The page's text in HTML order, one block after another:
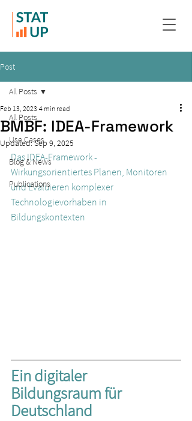
Post
All Posts
Use Cases
Blog & News
Publications
All Posts
BMBF: IDEA-Framework
Feb 13, 2023 4 min read
Updated:Sep 9, 2025
Das IDEA-Framework -
Wirkungsorientiertes Planen, Monitoren
und Evaluieren komplexer
Technologievorhaben in
Bildungskontexten
Ein digitaler
Bildungsraum für
Deutschland